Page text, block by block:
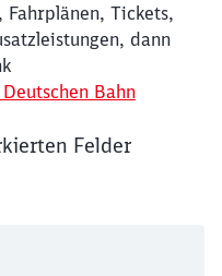
Fahrplänen, Tickets,
dann
Bahn
Felder